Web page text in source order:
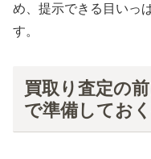
め、提示できる目いっ
す。
買取り査定の
で準備してお